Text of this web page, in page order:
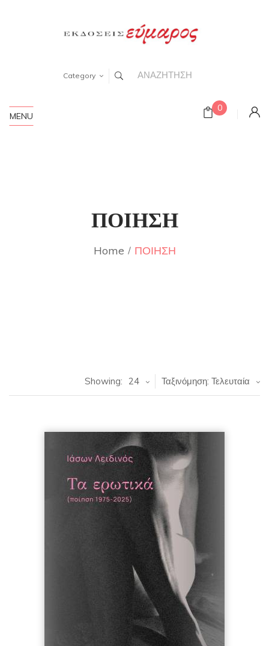
Category
0
MENU
ΠΟΙΗΣΗ
Home ΠΟΙΗΣΗ
Ταξινόμηση: Τελευταία
Showing: 24